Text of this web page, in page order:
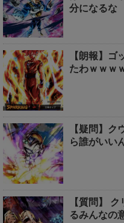
分になるな
【朗報】ゴ
たわｗｗｗ
【疑問】ク
ら誰がいい
【質問】
るみんなの